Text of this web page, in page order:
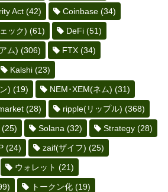
Act (42) Coinbase (34)
ック) (61) DeFi (51)
ム) (306) FTX (34)
Kalshi (23)
) (19) NEM･XEM(ネム) (31)
(28) ripple(リップル) (368)
(25) Solana (32) Strategy (28)
(24) zaif(ザイフ) (25)
ウォレット (21)
トークン化 (19)